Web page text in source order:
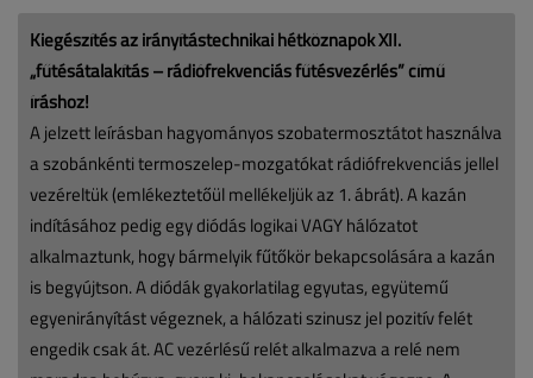
Kiegészítés az irányítástechnikai hétköznapok XII.
„fűtésátalakítás – rádiófrekvenciás fűtésvezérlés” című
íráshoz!
A jelzett leírásban hagyományos szobatermosztátot használva
a szobánkénti termoszelep-mozgatókat rádiófrekvenciás jellel
vezéreltük (emlékeztetőül mellékeljük az 1. ábrát). A kazán
indításához pedig egy diódás logikai VAGY hálózatot
alkalmaztunk, hogy bármelyik fűtőkör bekapcsolására a kazán
is begyújtson. A diódák gyakorlatilag egyutas, együtemű
egyenirányítást végeznek, a hálózati szinusz jel pozitív felét
engedik csak át. AC vezérlésű relét alkalmazva a relé nem